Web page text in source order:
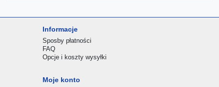
Informacje
Sposby płatności
FAQ
Opcje i koszty wysyłki
Moje konto